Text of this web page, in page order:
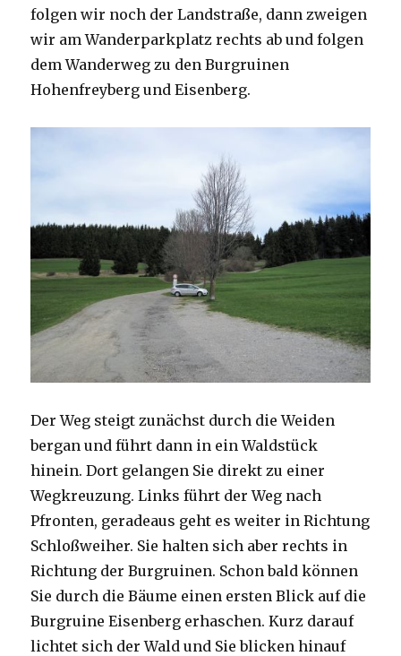
folgen wir noch der Landstraße, dann zweigen
wir am Wanderparkplatz rechts ab und folgen
dem Wanderweg zu den Burgruinen
Hohenfreyberg und Eisenberg.
Der Weg steigt zunächst durch die Weiden
bergan und führt dann in ein Waldstück
hinein. Dort gelangen Sie direkt zu einer
Wegkreuzung. Links führt der Weg nach
Pfronten, geradeaus geht es weiter in Richtung
Schloßweiher. Sie halten sich aber rechts in
Richtung der Burgruinen. Schon bald können
Sie durch die Bäume einen ersten Blick auf die
Burgruine Eisenberg erhaschen. Kurz darauf
lichtet sich der Wald und Sie blicken hinauf